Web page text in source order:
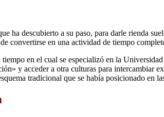
ha descubierto a su paso, para darle rienda
convertirse en una actividad de tiempo
en el cual se especializó en la
y acceder a otra culturas para intercambiar
tradicional que se había posicionado en